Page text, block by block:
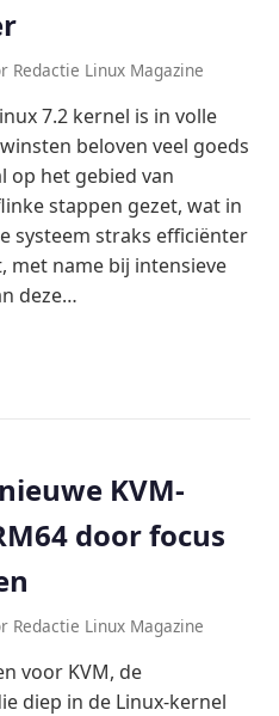
Linux Magazine
7.2 kernel is in volle
beloven veel goeds
op het gebied van
stappen gezet, wat in
systeem straks efficiënter
met name bij intensieve
deze…
KVM-
door focus
Linux Magazine
voor KVM, de
diep in de Linux-kernel